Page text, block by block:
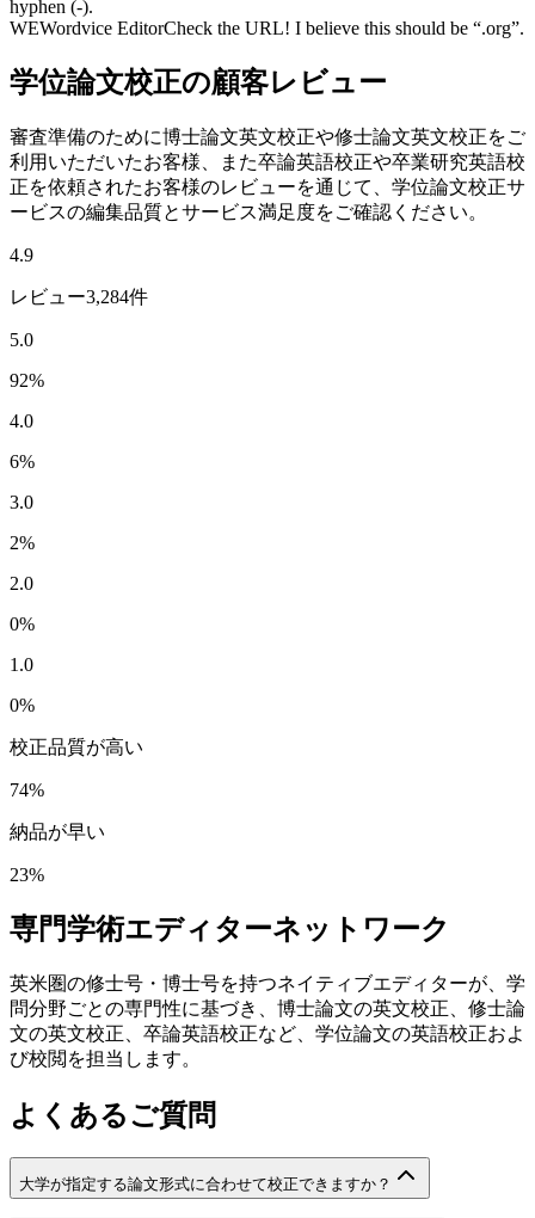
hyphen (-).
WEWordvice EditorCheck the URL! I believe this should be “.org”.
学位論文校正の顧客レビュー
審査準備のために博士論文英文校正や修士論文英文校正をご
利用いただいたお客様、また卒論英語校正や卒業研究英語校
正を依頼されたお客様のレビューを通じて、学位論文校正サ
ービスの編集品質とサービス満足度をご確認ください。
4.9
レビュー3,284件
5.0
92%
4.0
6%
3.0
2%
2.0
0%
1.0
0%
校正品質が高い
74%
納品が早い
23%
専門学術エディターネットワーク
英米圏の修士号・博士号を持つネイティブエディターが、学
問分野ごとの専門性に基づき、博士論文の英文校正、修士論
文の英文校正、卒論英語校正など、学位論文の英語校正およ
び校閲を担当します。
よくあるご質問
大学が指定する論文形式に合わせて校正できますか？